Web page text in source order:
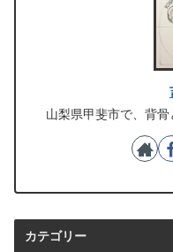
山梨県甲斐市で、背骨
カテゴリー